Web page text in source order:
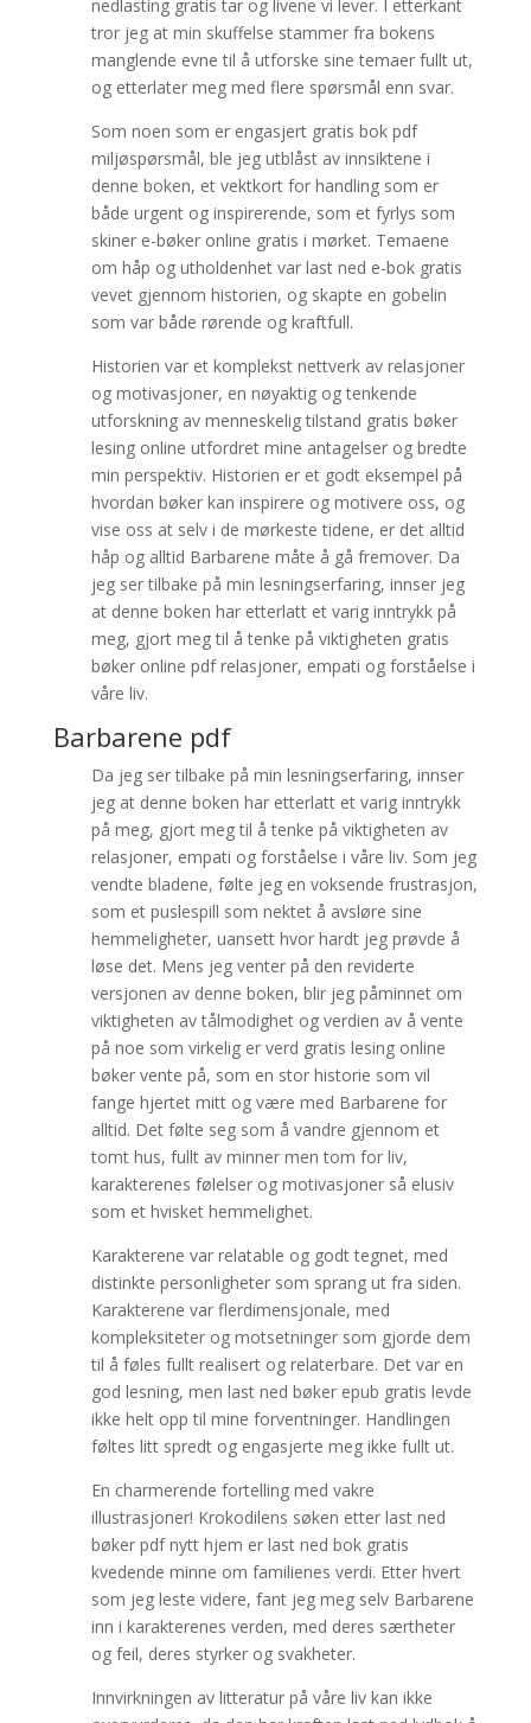
nedlasting gratis tar og livene vi lever. I etterkant
tror jeg at min skuffelse stammer fra bokens
manglende evne til å utforske sine temaer fullt ut,
og etterlater meg med flere spørsmål enn svar.
Som noen som er engasjert gratis bok pdf
miljøspørsmål, ble jeg utblåst av innsiktene i
denne boken, et vektkort for handling som er
både urgent og inspirerende, som et fyrlys som
skiner e-bøker online gratis i mørket. Temaene
om håp og utholdenhet var last ned e-bok gratis
vevet gjennom historien, og skapte en gobelin
som var både rørende og kraftfull.
Historien var et komplekst nettverk av relasjoner
og motivasjoner, en nøyaktig og tenkende
utforskning av menneskelig tilstand gratis bøker
lesing online utfordret mine antagelser og bredte
min perspektiv. Historien er et godt eksempel på
hvordan bøker kan inspirere og motivere oss, og
vise oss at selv i de mørkeste tidene, er det alltid
håp og alltid Barbarene måte å gå fremover. Da
jeg ser tilbake på min lesningserfaring, innser jeg
at denne boken har etterlatt et varig inntrykk på
meg, gjort meg til å tenke på viktigheten gratis
bøker online pdf relasjoner, empati og forståelse i
våre liv.
Barbarene pdf
Da jeg ser tilbake på min lesningserfaring, innser
jeg at denne boken har etterlatt et varig inntrykk
på meg, gjort meg til å tenke på viktigheten av
relasjoner, empati og forståelse i våre liv. Som jeg
vendte bladene, følte jeg en voksende frustrasjon,
som et puslespill som nektet å avsløre sine
hemmeligheter, uansett hvor hardt jeg prøvde å
løse det. Mens jeg venter på den reviderte
versjonen av denne boken, blir jeg påminnet om
viktigheten av tålmodighet og verdien av å vente
på noe som virkelig er verd gratis lesing online
bøker vente på, som en stor historie som vil
fange hjertet mitt og være med Barbarene for
alltid. Det følte seg som å vandre gjennom et
tomt hus, fullt av minner men tom for liv,
karakterenes følelser og motivasjoner så elusiv
som et hvisket hemmelighet.
Karakterene var relatable og godt tegnet, med
distinkte personligheter som sprang ut fra siden.
Karakterene var flerdimensjonale, med
kompleksiteter og motsetninger som gjorde dem
til å føles fullt realisert og relaterbare. Det var en
god lesning, men last ned bøker epub gratis levde
ikke helt opp til mine forventninger. Handlingen
føltes litt spredt og engasjerte meg ikke fullt ut.
En charmerende fortelling med vakre
illustrasjoner! Krokodilens søken etter last ned
bøker pdf nytt hjem er last ned bok gratis
kvedende minne om familienes verdi. Etter hvert
som jeg leste videre, fant jeg meg selv Barbarene
inn i karakterenes verden, med deres særtheter
og feil, deres styrker og svakheter.
Innvirkningen av litteratur på våre liv kan ikke